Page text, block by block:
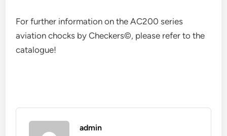
For further information on the AC200 series
aviation chocks by Checkers©, please refer to the
catalogue!
admin